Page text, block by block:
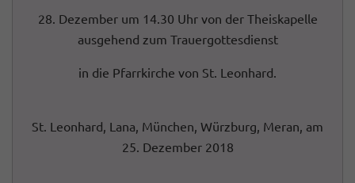
28. Dezember um 14.30 Uhr von der Theiskapelle
ausgehend zum Trauergottesdienst
in die Pfarrkirche von St. Leonhard.
St. Leonhard, Lana, München, Würzburg, Meran, am
25. Dezember 2018